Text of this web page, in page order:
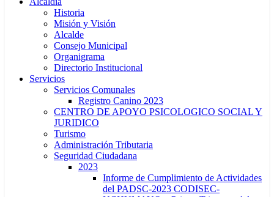
Historia
Misión y Visión
Alcalde
Consejo Municipal
Organigrama
Directorio Institucional
Servicios
Servicios Comunales
Registro Canino 2023
CENTRO DE APOYO PSICOLOGICO SOCIAL Y
JURIDICO
Turismo
Administración Tributaria
Seguridad Ciudadana
2023
Informe de Cumplimiento de Actividades
del PADSC-2023 CODISEC-